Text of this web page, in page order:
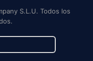
S.L.U. Todos los